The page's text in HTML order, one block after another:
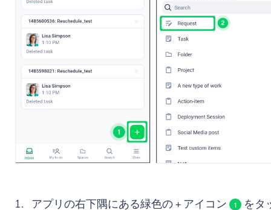
アプリの右下隅にある緑色の + アイコン 1
をタ